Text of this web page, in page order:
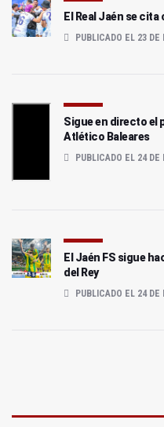
El Real Jaén se
PUBLICADO EL 23 DE
Sigue en directo el
Atlético Baleares
PUBLICADO EL 24 DE
El Jaén FS sigue
del Rey
PUBLICADO EL 24 DE